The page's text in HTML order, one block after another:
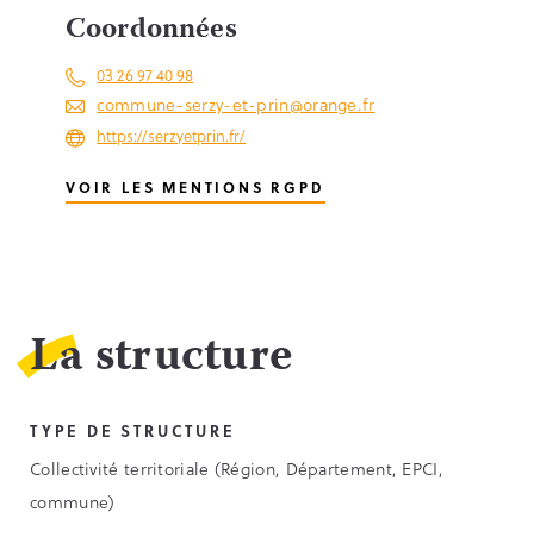
La structure
TYPE DE STRUCTURE
Collectivité territoriale (Région, Département, EPCI,
commune)
Coordonnées
03 26 97 40 98
commune-serzy-et-prin@orange.fr
https://serzyetprin.fr/
VOIR LES MENTIONS RGPD